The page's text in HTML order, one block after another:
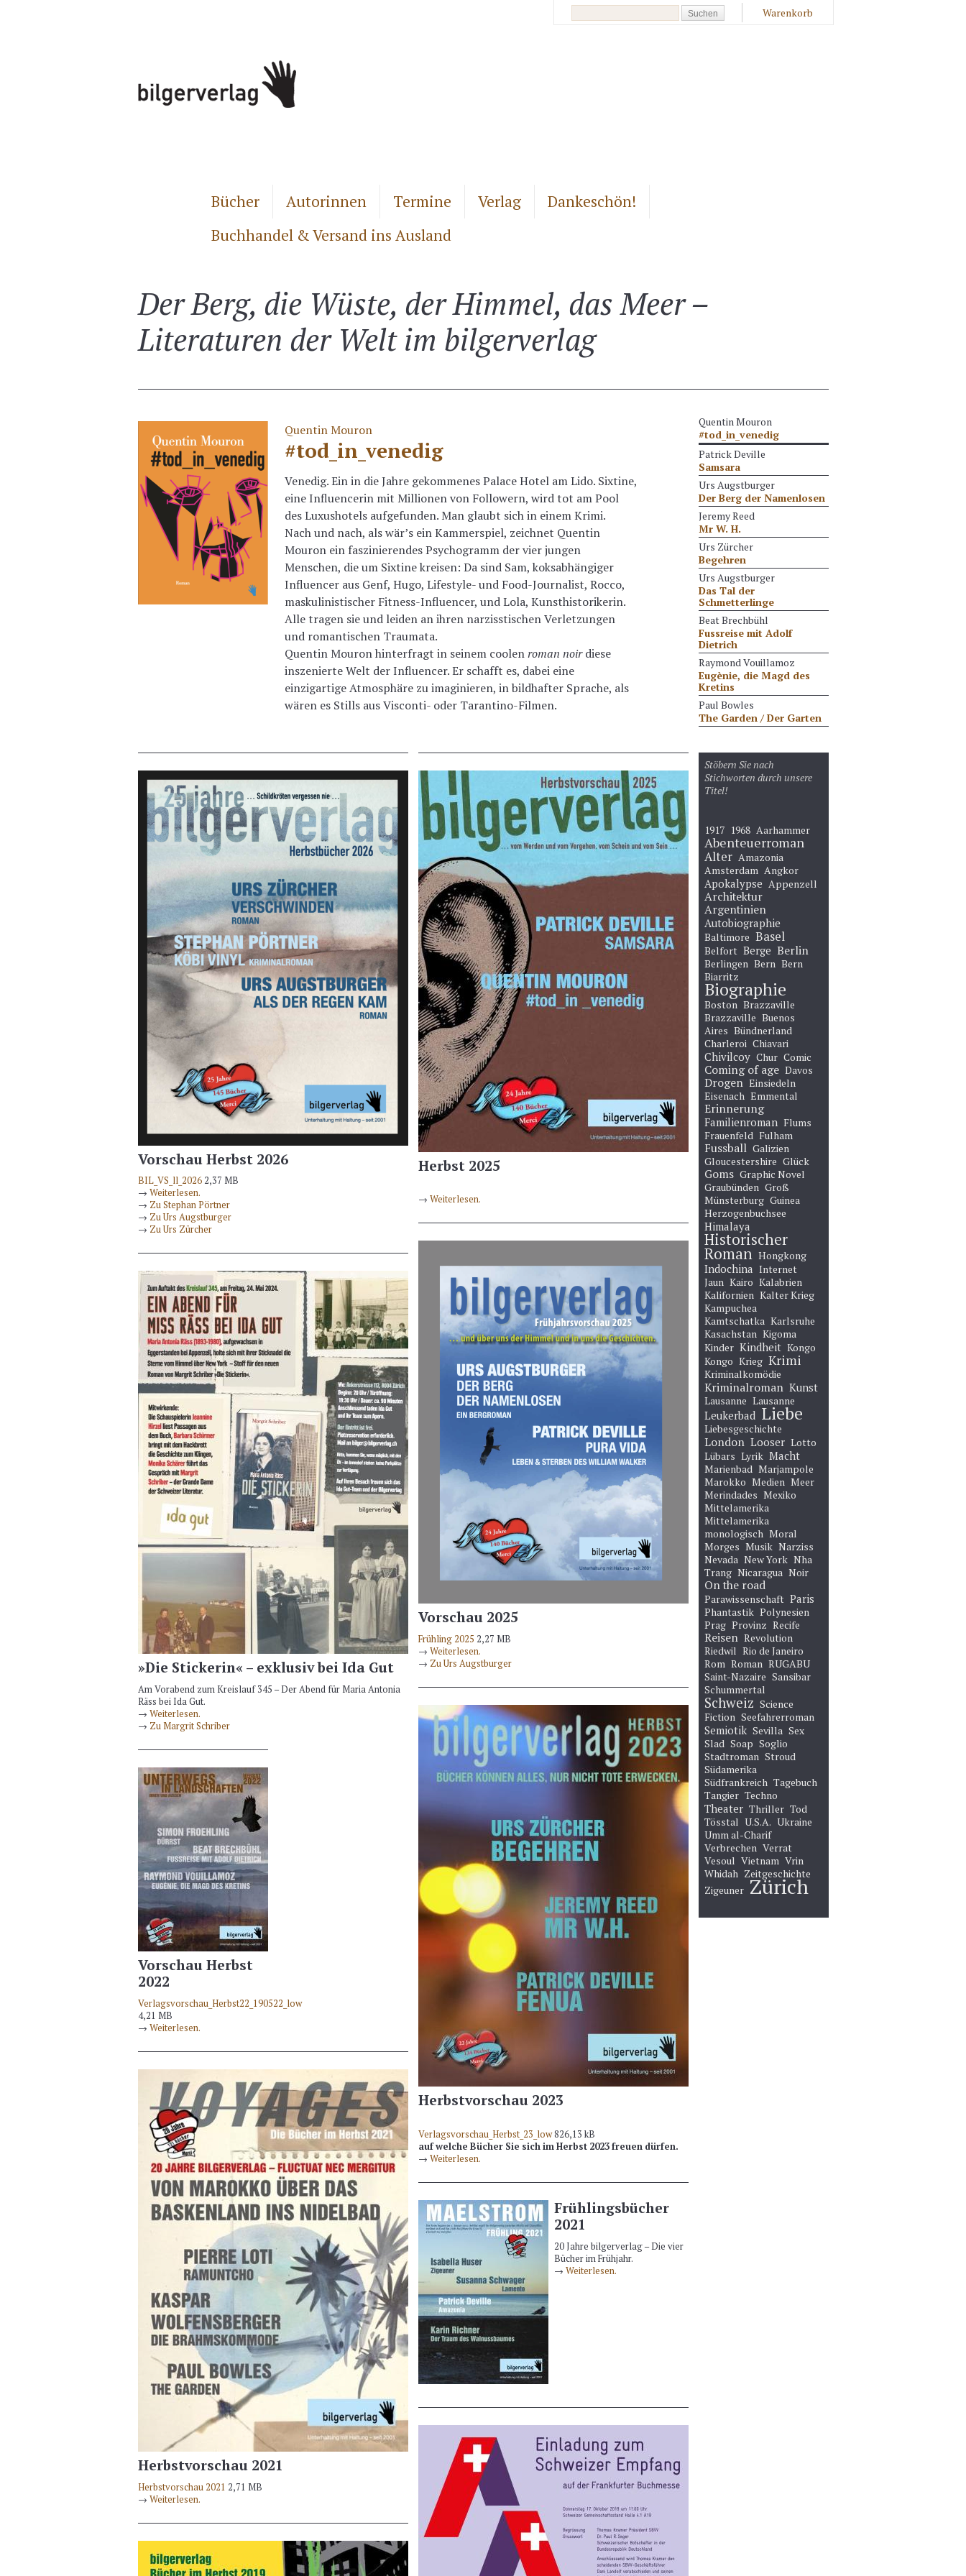
Warenkorb
Bücher Autorinnen Termine Verlag
Dankeschön!
Buchhandel & Versand ins Ausland
Der Berg, die Wüste, der Himmel, das Meer –
Literaturen der Welt im bilgerverlag
Quentin Mouron
#tod_in_venedig
Venedig. Ein in die Jahre gekommenes Palace Hotel am Lido. Sixtine,
eine Influencerin mit Millionen von Followern, wird tot am Pool
des Luxushotels aufgefunden. Man glaubt sich in einem Krimi.
Nach und nach, als wär’s ein Kammerspiel, zeichnet Quentin
Mouron ein faszinierendes Psychogramm der vier jungen
Menschen, die um Sixtine kreisen: Da sind Sam, koksabhängiger
Influencer aus Genf, Hugo, Lifestyle- und Food-Journalist, Rocco,
maskulinistischer Fitness-Influencer, und Lola, Kunsthistorikerin.
Alle tragen sie und leiden an ihren narzisstischen Verletzungen
und romantischen Traumata.
Quentin Mouron hinterfragt in seinem coolenroman noirdiese
inszenierte Welt der Influencer. Er schafft es, dabei eine
einzigartige Atmosphäre zu imaginieren, in bildhafter Sprache, als
wären es Stills aus Visconti- oder Tarantino-Filmen.
Quentin Mouron
#tod_in_venedig
Patrick Deville
Samsara
Urs Augstburger
Der Berg der Namenlosen
Jeremy Reed
Mr W. H.
Urs Zürcher
Begehren
Urs Augstburger
Das Tal der
Schmetterlinge
Beat Brechbühl
Fussreise mit Adolf
Dietrich
Raymond Vouillamoz
Eugènie, die Magd des
Kretins
Paul Bowles
The Garden / Der Garten
Vorschau Herbst 2026
BIL_VS_ll_20262,37 MB
→ Weiterlesen.
→ Zu Stephan Pörtner
→ Zu Urs Augstburger
→ Zu Urs Zürcher
Herbst 2025
→ Weiterlesen.
Vorschau 2025
Frühling 2025 2,27 MB
→ Weiterlesen.
→ Zu Urs Augstburger
»Die Stickerin« – exklusiv bei Ida Gut
Am Vorabend zum Kreislauf 345 – Der Abend für Maria Antonia
Räss bei Ida Gut.
→ Weiterlesen.
→ Zu Margrit Schriber
Herbstvorschau 2023
Verlagsvorschau_Herbst_23_low826,13 kB
auf welche Bücher Sie sich im Herbst 2023 freuen dürfen.
→ Weiterlesen.
Vorschau Herbst
2022
Verlagsvorschau_Herbst22_190522_low
4,21 MB
→ Weiterlesen.
Herbstvorschau 2021
Herbstvorschau 2021 2,71 MB
→ Weiterlesen.
Frühlingsbücher
2021
20 Jahre bilgerverlag – Die vier
Bücher im Frühjahr.
→ Weiterlesen.
Stöbern Sie nach
Stichworten durch unsere
Titel!
1917 1968 Aarhammer
Abenteuerroman
Alter Amazonia
Amsterdam Angkor
Apokalypse Appenzell
Architektur
Argentinien
Autobiographie
Baltimore Basel
Belfort Berge Berlin
Berlingen Bern Bern
Biarritz
Biographie
Boston Brazzaville
Brazzaville Buenos
Aires Bündnerland
Charleroi Chiavari
Chivilcoy Chur Comic
Coming of age Davos
Drogen Einsiedeln
Eisenach Emmental
Erinnerung
Familienroman Flums
Frauenfeld Fulham
Fussball Galizien
Gloucestershire Glück
Goms Graphic Novel
Graubünden Groß
Münsterburg Guinea
Herzogenbuchsee
Himalaya
Historischer
Roman Hongkong
Indochina Internet
Jaun Kairo Kalabrien
Kalifornien Kalter Krieg
Kampuchea
Kamtschatka Karlsruhe
Kasachstan Kigoma
Kinder Kindheit Kongo
Kongo Krieg Krimi
Kriminalkomödie
Kriminalroman Kunst
Lausanne Lausanne
Leukerbad Liebe
Liebesgeschichte
London Looser Lotto
Lübars Lyrik Macht
Marienbad Marjampole
Marokko Medien Meer
Merindades Mexiko
Mittelamerika
Mittelamerika
monologisch Moral
Morges Musik Narziss
Nevada New York Nha
Trang Nicaragua Noir
On the road
Parawissenschaft Paris
Phantastik Polynesien
Prag Provinz Recife
Reisen Revolution
Riedwil Rio de Janeiro
Rom Roman RUGABU
Saint-Nazaire Sansibar
Schummertal
Schweiz Science
Fiction Seefahrerroman
Semiotik Sevilla Sex
Slad Soap Soglio
Stadtroman Stroud
Südamerika
Südfrankreich Tagebuch
Tangier Techno
Theater Thriller Tod
Tösstal U.S.A. Ukraine
Umm al-Charif
Verbrechen Verrat
Vesoul Vietnam Vrin
Whidah Zeitgeschichte
Zigeuner Zürich